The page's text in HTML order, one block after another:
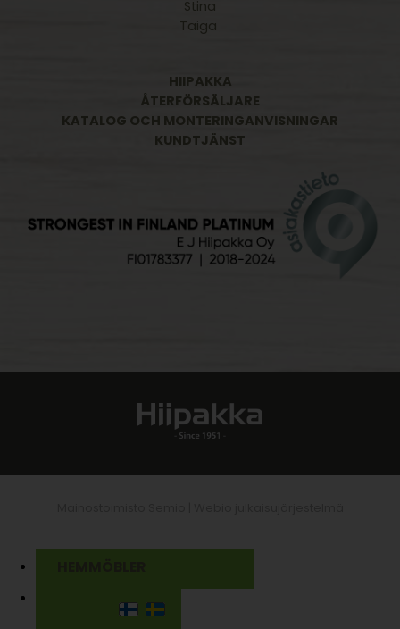
Stina
Taiga
HIIPAKKA
ÅTERFÖRSÄLJARE
KATALOG OCH MONTERINGANVISNINGAR
KUNDTJÄNST